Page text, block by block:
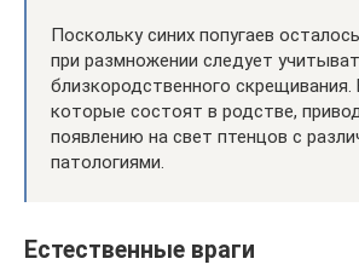
Поскольку синих попугаев
при размножении следует
близкородственного скрещивания.
которые состоят в родстве,
появлению на свет птенцов с
патологиями.
Естественные враги